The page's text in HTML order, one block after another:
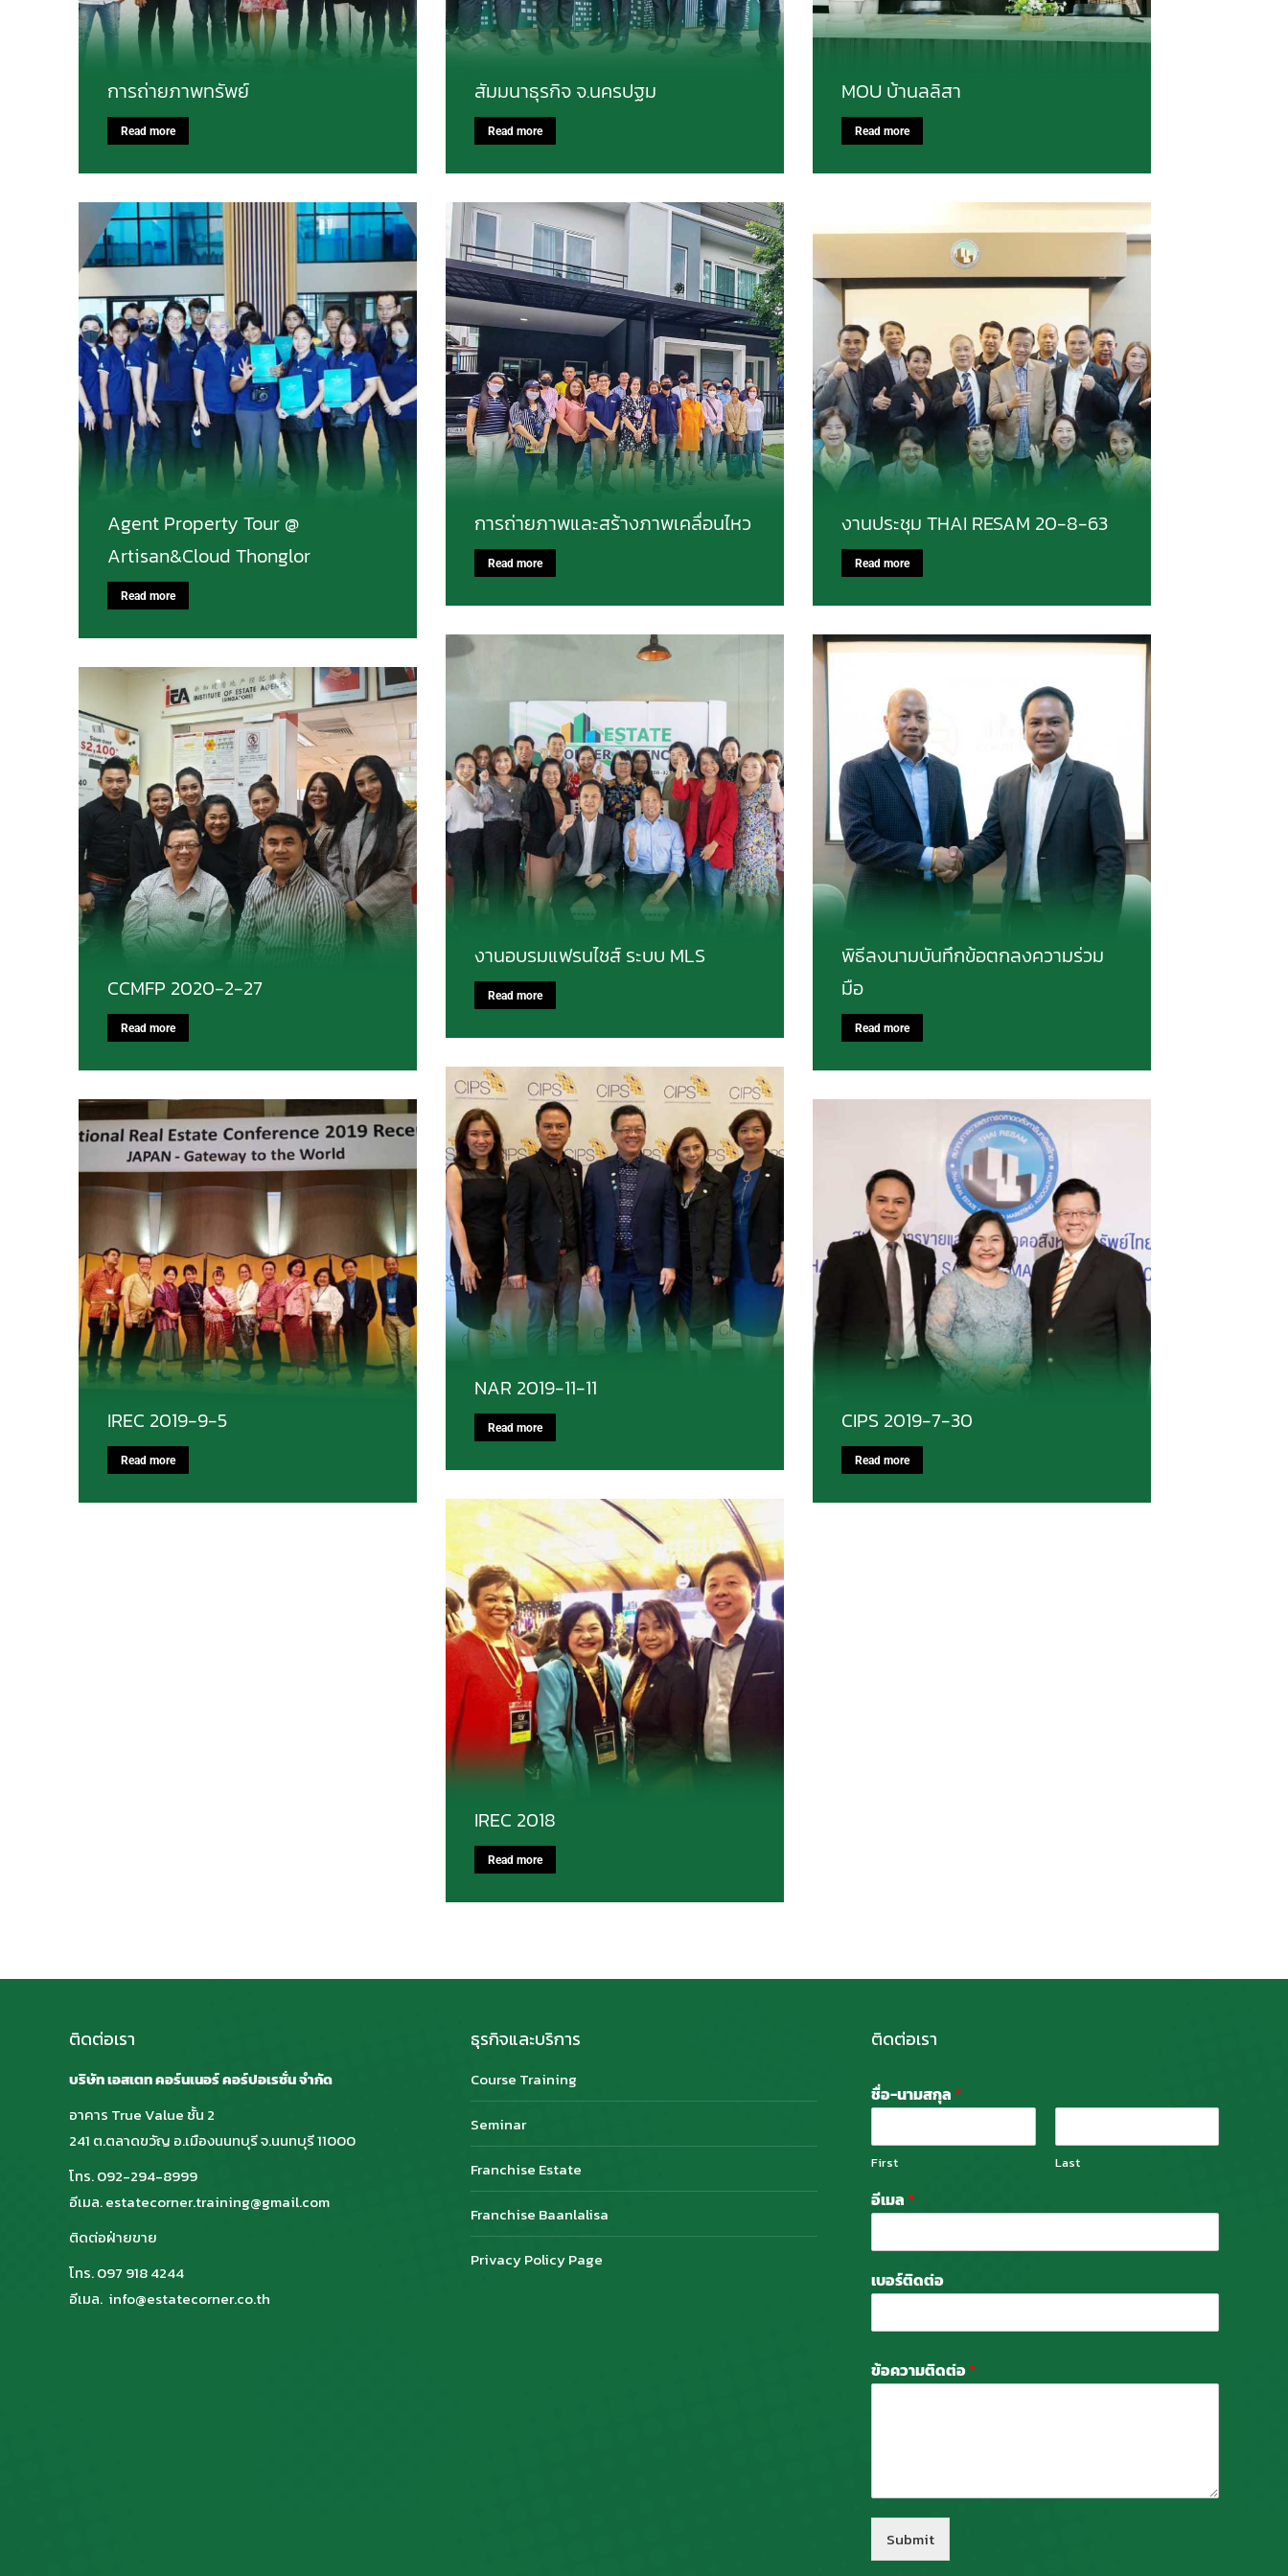
การถ่ายภาพทรัพย์
Read more
สัมมนาธุรกิจ จ.นครปฐม
Read more
MOU บ้านลลิสา
Read more
Agent Property Tour @
Artisan&Cloud Thonglor
Read more
การถ่ายภาพและสร้างภาพเคลื่อนไหว
Read more
งานประชุม THAI RESAM 20-8-63
Read more
งานอบรมแฟรนไชส์ ระบบ MLS
Read more
พิธีลงนามบันทึกข้อตกลงความร่วม
มือ
Read more
CCMFP 2020-2-27
Read more
NAR 2019-11-11
Read more
IREC 2019-9-5
Read more
CIPS 2019-7-30
Read more
IREC 2018
Read more
ติดต่อเรา
บริษัท เอสเตท คอร์นเนอร์ คอร์ปอเรชั่น จำกัด
อาคาร True Value ชั้น 2
241 ต.ตลาดขวัญ อ.เมืองนนทบุรี จ.นนทบุรี 11000
โทร. 092-294-8999
อีเมล. estatecorner.training@gmail.com
ติดต่อฝ่ายขาย
โทร. 097 918 4244
อีเมล. info@estatecorner.co.th
ธุรกิจและบริการ
Course Training
Seminar
Franchise Estate
Franchise Baanlalisa
Privacy Policy Page
ติดต่อเรา
ชื่อ-นามสกุล *
First Last
อีเมล *
เบอร์ติดต่อ
ข้อความติดต่อ*
Submit